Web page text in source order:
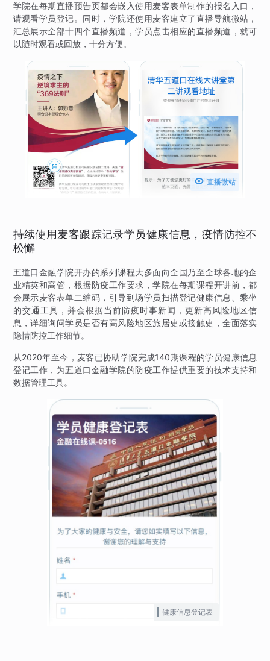
学院在每期直播预告页都会嵌入使用麦客表单制作的报名入口，
请观看学员登记。同时，学院还使用麦客建立了直播导航微站，
汇总展示全部十四个直播频道，学员点击相应的直播频道，就可
以随时观看或回放，十分方便。
 直播微站
持续使用麦客跟踪记录学员健康信息，疫情防控不
松懈
五道口金融学院开办的系列课程大多面向全国乃至全球各地的企
业精英和高管，根据防疫工作要求，学院在每期课程开讲前，都
会展示麦客表单二维码，引导到场学员扫描登记健康信息、乘坐
的交通工具，并会根据当前防疫时事新闻，更新高风险地区信
息，详细询问学员是否有高风险地区旅居史或接触史，全面落实
隐情防控工作细节。
从2020年至今，麦客已协助学院完成140期课程的学员健康信息
登记工作，为五道口金融学院的防疫工作提供重要的技术支持和
数据管理工具。
健康信息登记表